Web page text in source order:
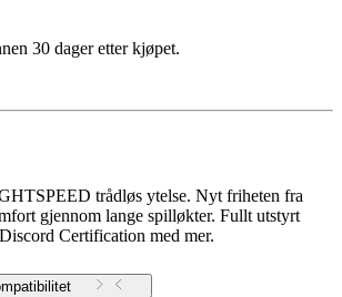
30 dager etter kjøpet.
trådløs ytelse. Nyt friheten fra
gjennom lange spilløkter. Fullt utstyrt
Certification med mer.